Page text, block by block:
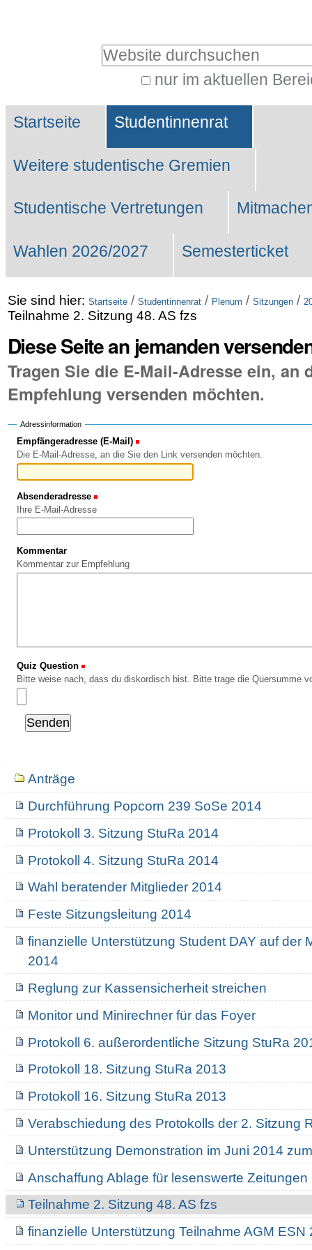
Website durchsuchen
nur im aktuellen
Suche…
Sektionen
Startseite Studentinnenrat
Weitere studentische Gremien
Studentische Vertretungen
Wahlen 2026/2027 Semesterticket
Sie sind hier: Startseite / Studentinnenrat / Plenum / Sitzungen /
Teilnahme 2. Sitzung 48. AS fzs
Diese Seite an jemanden
Tragen Sie die E-Mail-Adresse ein, an
Empfehlung versenden möchten.
Adressinformation
Empfängeradresse (E-Mail)
Die E-Mail-Adresse, an die Sie den Link versenden möchten.
Absenderadresse
Ihre E-Mail-Adresse
Kommentar
Kommentar zur Empfehlung
Quiz Question
Bitte weise nach, dass du diskordisch bist. Bitte trage die Quersumme
NavigationAnträge
Durchführung Popcorn 239 SoSe 2014
Protokoll 3. Sitzung StuRa 2014
Protokoll 4. Sitzung StuRa 2014
Wahl beratender Mitglieder 2014
Feste Sitzungsleitung 2014
finanzielle Unterstützung Student DAY auf der
2014
Reglung zur Kassensicherheit streichen
Monitor und Minirechner für das Foyer
Protokoll 6. außerordentliche Sitzung StuRa
Protokoll 18. Sitzung StuRa 2013
Protokoll 16. Sitzung StuRa 2013
Verabschiedung des Protokolls der 2. Sitzung
Unterstützung Demonstration im Juni 2014
Anschaffung Ablage für lesenswerte Zeitungen
Teilnahme 2. Sitzung 48. AS fzs
finanzielle Unterstützung Teilnahme AGM ESN